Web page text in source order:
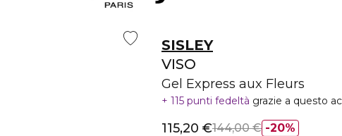
SISLEY
VISO
Gel Express aux Fleurs
115 punti fedeltà grazie a questo
20%
115,20 €144,00 €